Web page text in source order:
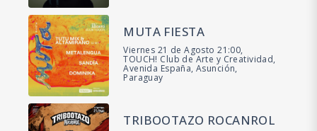
MUTA FIESTA
Viernes 21 de Agosto 21:00,
TOUCH! Club de Arte y Creatividad,
Avenida España, Asunción,
Paraguay
TRIBOOTAZO ROCANROL